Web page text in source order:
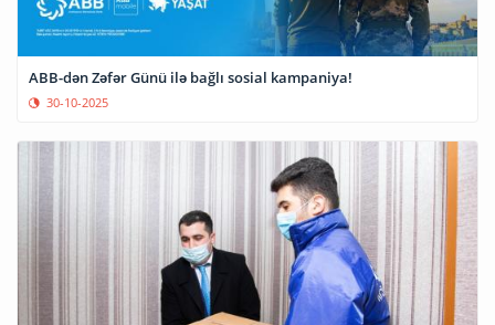
ABB-dən Zəfər Günü ilə bağlı sosial kampaniya!
30-10-2025